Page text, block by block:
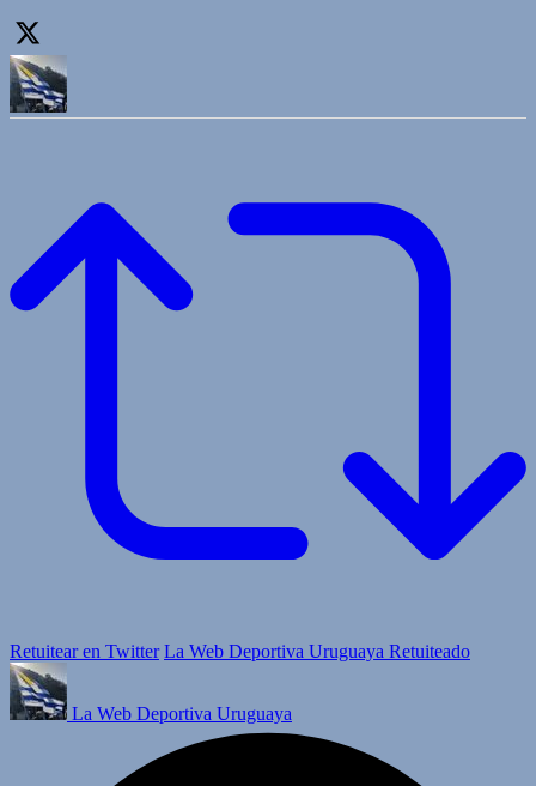
Retuitear en Twitter La Web Deportiva Uruguaya Retuiteado
La Web Deportiva Uruguaya